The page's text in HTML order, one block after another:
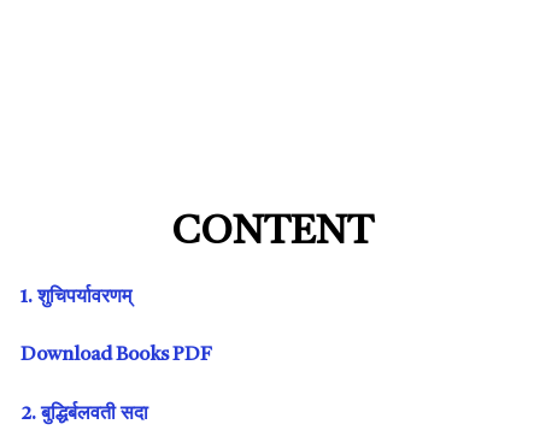
CONTENT
1. शुचिपर्यावरणम्
Download Books PDF
2. बुद्धिर्बलवती सदा